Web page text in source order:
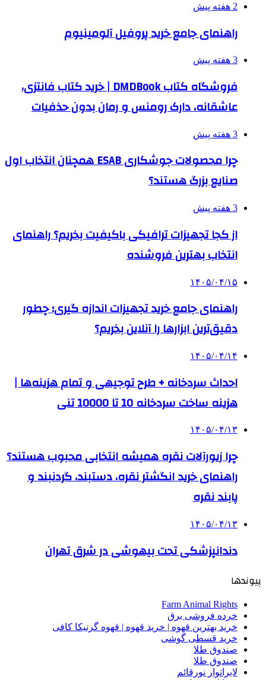
2 هفته پیش
راهنمای جامع خرید پروفیل آلومینیوم
3 هفته پیش
فروشگاه کتاب DMDBook | خرید کتاب فانتزی،
عاشقانه، دارک رومنس و رمان بدون حذفیات
3 هفته پیش
چرا محصولات جوشکاری ESAB همچنان انتخاب اول
صنایع بزرگ هستند؟
3 هفته پیش
از کجا تجهیزات ترافیکی باکیفیت بخریم؟ راهنمای
انتخاب بهترین فروشنده
۱۴۰۵/۰۴/۱۵
راهنمای جامع خرید تجهیزات اندازه گیری؛ چطور
دقیق‌ترین ابزارها را آنلاین بخریم؟
۱۴۰۵/۰۴/۱۴
احداث سردخانه + طرح توجیهی و تمام هزینه‌ها |
هزینه ساخت سردخانه 10 تا 10000 تنی
۱۴۰۵/۰۴/۱۳
چرا زیورآلات نقره همیشه انتخابی محبوب هستند؟
راهنمای خرید انگشتر نقره، دستبند، گردنبند و
پابند نقره
۱۴۰۵/۰۴/۱۳
دندانپزشکی تحت بیهوشی در شرق تهران
پیوندها
Farm Animal Rights
خرده فروشی برق
خرید بهترین قهوه | خرید قهوه | قهوه گرنیکا کافی
خرید قسطی گوشی
صندوق طلا
صندوق طلا
لابراتوار نورقائم